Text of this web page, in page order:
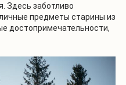
Здесь заботливо
предметы старины из
достопримечательности,